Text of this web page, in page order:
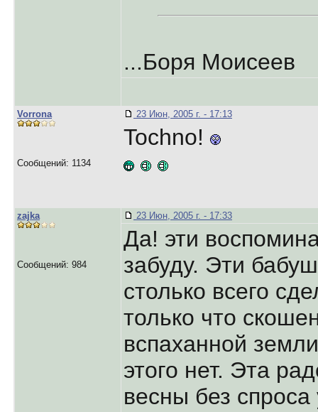
...Боря Моисеев
Vorrona
Сообщений: 1134
23 Июн, 2005 г. - 17:13
Tochno!
zajka
Сообщений: 984
23 Июн, 2005 г. - 17:33
Да! эти
забуду. Эти
столько всего
только что
вспаханной
этого нет. Эта
весны без